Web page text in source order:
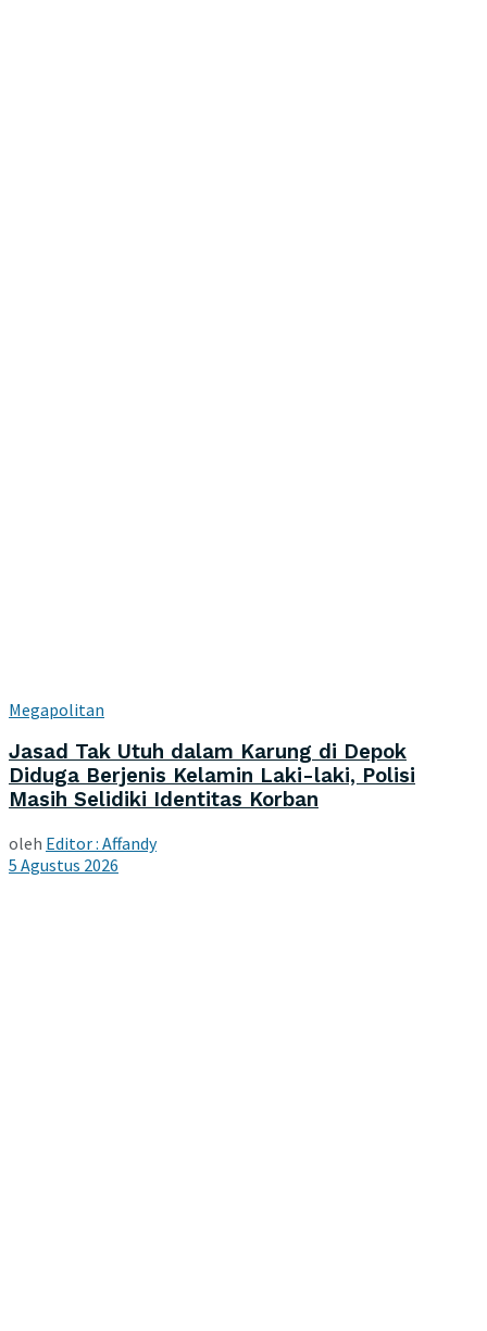
Megapolitan
Jasad Tak Utuh dalam Karung di Depok
Diduga Berjenis Kelamin Laki-laki, Polisi
Masih Selidiki Identitas Korban
oleh Editor : Affandy
5 Agustus 2026